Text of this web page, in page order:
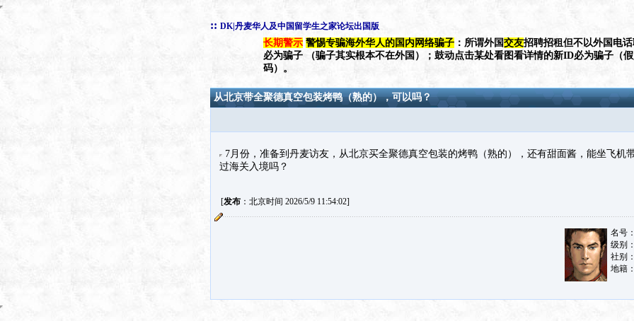
:: DK|丹麦华人及中国留学生之家论坛出国版
长期警示 警惕专骗海外华人的国内网络骗子 ：所谓外国交友招聘招租但不以外国电
必为骗子 （骗子其实根本不在外国）；鼓动点击某处看图看详情的新ID必为骗子（
码）。
从北京带全聚德真空包装烤鸭（熟的），可以吗？
7月份，准备到丹麦访友，从北京买全聚德真空包装的烤鸭（熟的），还有甜面酱，能坐飞机
过海关入境吗？
[发布：北京时间 2026/5/9 11:54:02]